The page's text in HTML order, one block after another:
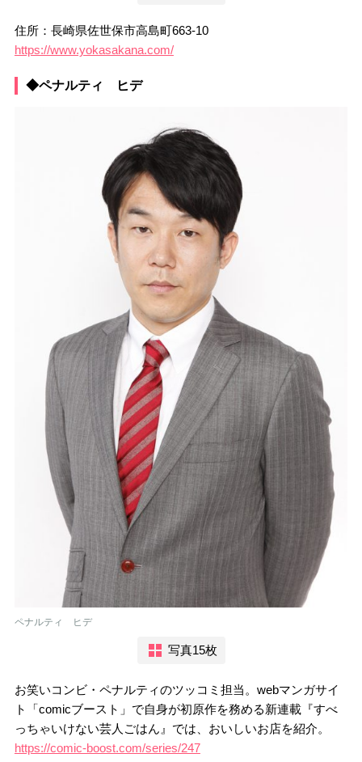
住所：長崎県佐世保市高島町663-10
https://www.yokasakana.com/
◆ペナルティ ヒデ
ペナルティ ヒデ
写真15枚
お笑いコンビ・ペナルティのツッコミ担当。webマンガサイ
ト「comicブースト」で自身が初原作を務める新連載『すべ
っちゃいけない芸人ごはん』では、おいしいお店を紹介。
https://comic-boost.com/series/247